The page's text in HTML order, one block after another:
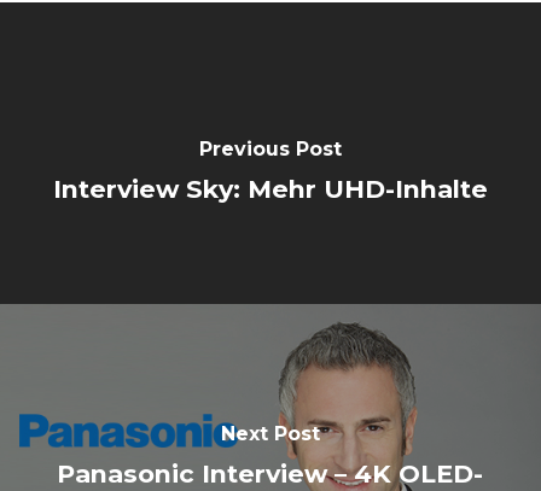
Previous Post
Interview Sky: Mehr UHD-Inhalte
Next Post
Panasonic Interview – 4K OLED-